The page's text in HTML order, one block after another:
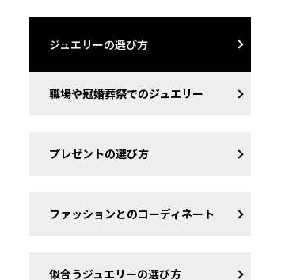
ジュエリーの選び方
職場や冠婚葬祭でのジュエリー
プレゼントの選び方
ファッションとのコーディネート
似合うジュエリーの選び方